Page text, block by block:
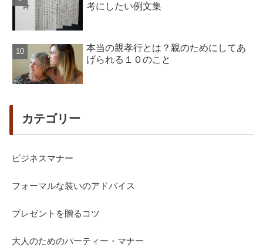
考にしたい例文集
本当の親孝行とは？親のためにしてあ
げられる１０のこと
カテゴリー
ビジネスマナー
フォーマルな装いのアドバイス
プレゼントを贈るコツ
大人のためのパーティー・マナー